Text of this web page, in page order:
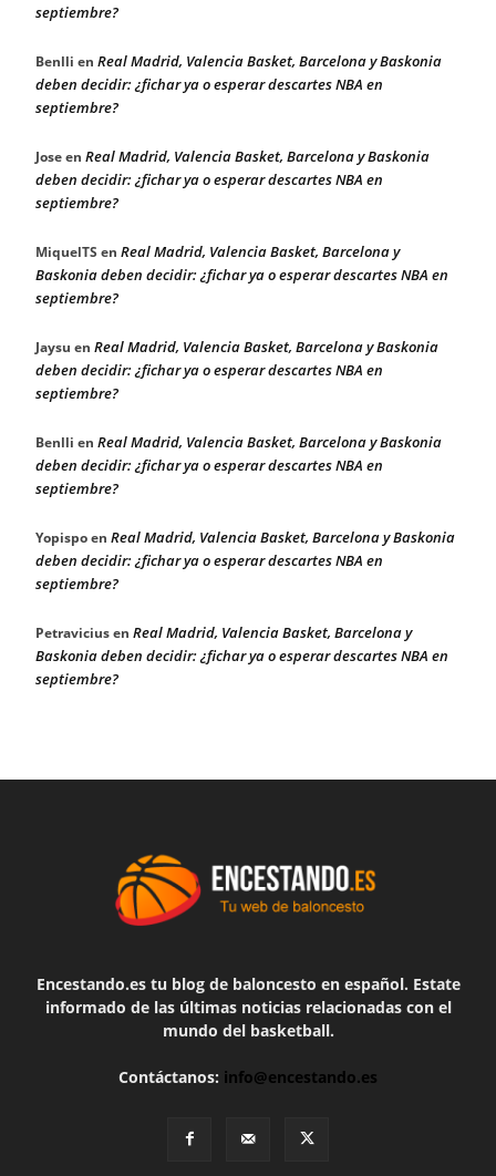
septiembre?
Benlli en Real Madrid, Valencia Basket, Barcelona y Baskonia
deben decidir: ¿fichar ya o esperar descartes NBA en
septiembre?
Joseen Real Madrid, Valencia Basket, Barcelona y Baskonia
deben decidir: ¿fichar ya o esperar descartes NBA en
septiembre?
MiquelTS en Real Madrid, Valencia Basket, Barcelona y
Baskonia deben decidir: ¿fichar ya o esperar descartes NBA en
septiembre?
Jaysu en Real Madrid, Valencia Basket, Barcelona y Baskonia
deben decidir: ¿fichar ya o esperar descartes NBA en
septiembre?
Benlli en Real Madrid, Valencia Basket, Barcelona y Baskonia
deben decidir: ¿fichar ya o esperar descartes NBA en
septiembre?
Yopispoen Real Madrid, Valencia Basket, Barcelona y Baskonia
deben decidir: ¿fichar ya o esperar descartes NBA en
septiembre?
Petraviciusen Real Madrid, Valencia Basket, Barcelona y
Baskonia deben decidir: ¿fichar ya o esperar descartes NBA en
septiembre?
Encestando.es tu blog de baloncesto en español. Estate
informado de las últimas noticias relacionadas con el
mundo del basketball.
Contáctanos: info@encestando.es